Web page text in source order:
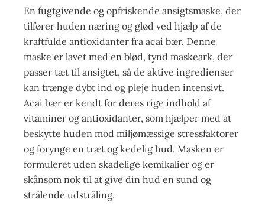
En fugtgivende og opfriskende ansigtsmaske, der
tilfører huden næring og glød ved hjælp af de
kraftfulde antioxidanter fra acai bær. Denne
maske er lavet med en blød, tynd maskeark, der
passer tæt til ansigtet, så de aktive ingredienser
kan trænge dybt ind og pleje huden intensivt.
Acai bær er kendt for deres rige indhold af
vitaminer og antioxidanter, som hjælper med at
beskytte huden mod miljømæssige stressfaktorer
og forynge en træt og kedelig hud. Masken er
formuleret uden skadelige kemikalier og er
skånsom nok til at give din hud en sund og
strålende udstråling.